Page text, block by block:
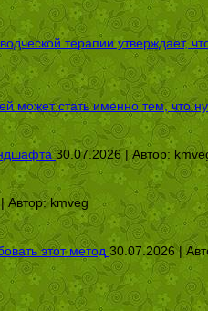
терапии утверждает,
может стать именно тем, что
30.07.2026 | Автор:
Автор:kmveg
этот метод 30.07.2026 |